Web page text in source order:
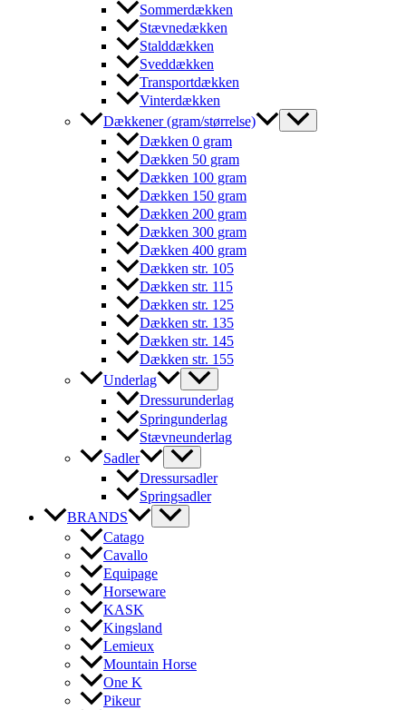
Sommerdækken
Stævnedækken
Stalddækken
Sveddækken
Transportdækken
Vinterdækken
Dækkener (gram/størrelse)
Dækken 0 gram
Dækken 50 gram
Dækken 100 gram
Dækken 150 gram
Dækken 200 gram
Dækken 300 gram
Dækken 400 gram
Dækken str. 105
Dækken str. 115
Dækken str. 125
Dækken str. 135
Dækken str. 145
Dækken str. 155
Underlag
Dressurunderlag
Springunderlag
Stævneunderlag
Sadler
Dressursadler
Springsadler
BRANDS
Catago
Cavallo
Equipage
Horseware
KASK
Kingsland
Lemieux
Mountain Horse
One K
Pikeur